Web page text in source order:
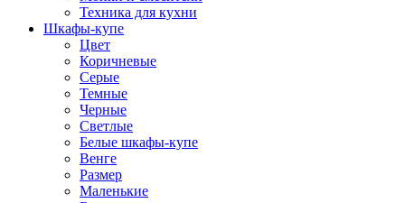
Техника для кухни
Шкафы-купе
Цвет
Коричневые
Серые
Темные
Черные
Светлые
Белые шкафы-купе
Венге
Размер
Маленькие